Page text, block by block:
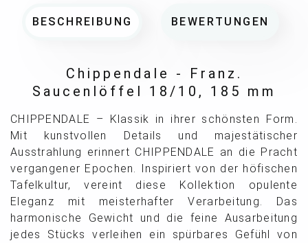
BESCHREIBUNG BEWERTUNGEN
Chippendale - Franz.
Saucenlöffel 18/10, 185 mm
CHIPPENDALE – Klassik in ihrer schönsten Form.
Mit kunstvollen Details und majestätischer
Ausstrahlung erinnert CHIPPENDALE an die Pracht
vergangener Epochen. Inspiriert von der höfischen
Tafelkultur, vereint diese Kollektion opulente
Eleganz mit meisterhafter Verarbeitung. Das
harmonische Gewicht und die feine Ausarbeitung
jedes Stücks verleihen ein spürbares Gefühl von